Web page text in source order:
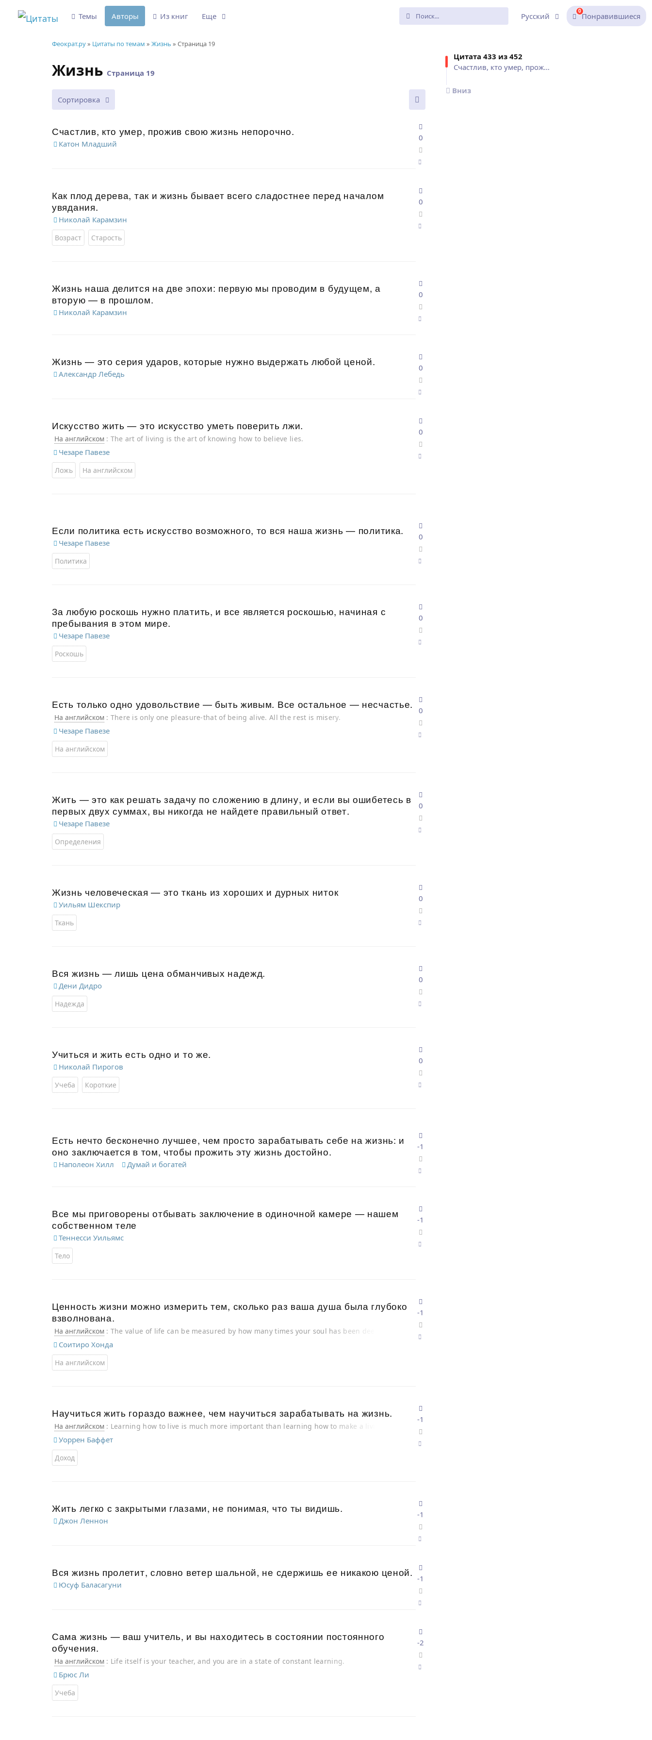
Феократ.ру» Цитаты по темам » Жизнь » Страница 19
Жизнь Страница 19
Сортировка
Счастлив, кто умер, прожив свою жизнь непорочно.
Катон Младший
0
Как плод дерева, так и жизнь бывает всего сладостнее перед началом
увядания.
Николай Карамзин
Возраст Старость
0
Жизнь наша делится на две эпохи: первую мы проводим в будущем, а
вторую — в прошлом.
Николай Карамзин
0
Жизнь — это серия ударов, которые нужно выдержать любой ценой.
Александр Лебедь
0
Искусство жить — это искусство уметь поверить лжи.
На английском : The art of living is the art of knowing how to believe lies.
Чезаре Павезе
Ложь На английском
0
Если политика есть искусство возможного, то вся наша жизнь — политика.
Чезаре Павезе
Политика
0
За любую роскошь нужно платить, и все является роскошью, начиная с
пребывания в этом мире.
Чезаре Павезе
Роскошь
0
Есть только одно удовольствие — быть живым. Все остальное — несчастье.
На английском : There is only one pleasure-that of being alive. All the rest is misery.
Чезаре Павезе
На английском
0
Жить — это как решать задачу по сложению в длину, и если вы ошибетесь в
первых двух суммах, вы никогда не найдете правильный ответ.
Чезаре Павезе
Определения
0
Жизнь человеческая — это ткань из хороших и дурных ниток
Уильям Шекспир
Ткань
0
Вся жизнь — лишь цена обманчивых надежд.
Дени Дидро
Надежда
0
Учиться и жить есть одно и то же.
Николай Пирогов
Учеба Короткие
0
Есть нечто бесконечно лучшее, чем просто зарабатывать себе на жизнь: и
оно заключается в том, чтобы прожить эту жизнь достойно.
Наполеон Хилл Думай и богатей
-1
Все мы приговорены отбывать заключение в одиночной камере — нашем
собственном теле
Теннесси Уильямс
Тело
-1
Ценность жизни можно измерить тем, сколько раз ваша душа была глубоко
взволнована.
На английском : The value of life can be measured by how many times your soul has been deeply
stirred.
Соитиро Хонда
На английском
-1
Научиться жить гораздо важнее, чем научиться зарабатывать на жизнь.
На английском : Learning how to live is much more important than learning how to make a living.
Уоррен Баффет
Доход
-1
Жить легко с закрытыми глазами, не понимая, что ты видишь.
Джон Леннон
-1
Вся жизнь пролетит, словно ветер шальной, не сдержишь ее никакою ценой.
Юсуф Баласагуни
-1
Сама жизнь — ваш учитель, и вы находитесь в состоянии постоянного
обучения.
На английском : Life itself is your teacher, and you are in a state of constant learning.
Брюс Ли
Учеба
-2
Цитата 433 из 452
Счастлив, кто умер, прожив свою...
Вниз
Темы Авторы Из книг Еще Русский
0
Понравившиеся